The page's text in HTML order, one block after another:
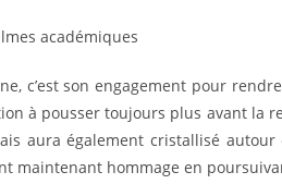
académiques
c’est son engagement pour
à pousser toujours plus avant la
aura également cristallisé
maintenant hommage en